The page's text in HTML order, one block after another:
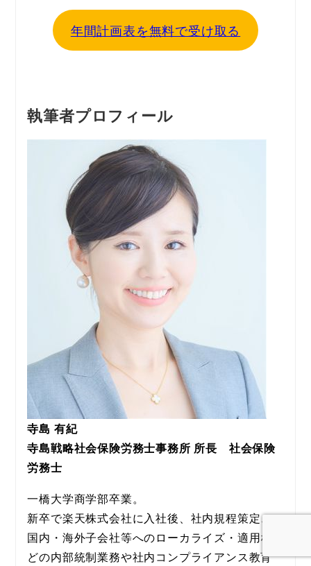
年間計画表を無料で受け取る
執筆者プロフィール
寺島 有紀
寺島戦略社会保険労務士事務所 所長　社会保険
労務士
一橋大学商学部卒業。
新卒で楽天株式会社に入社後、社内規程策定、
国内・海外子会社等へのローカライズ・適用な
どの内部統制業務や社内コンプライアンス教育